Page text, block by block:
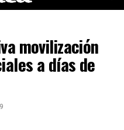
movilización
a días de